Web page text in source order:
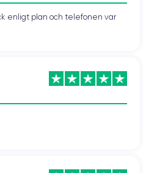
enligt plan och telefonen var